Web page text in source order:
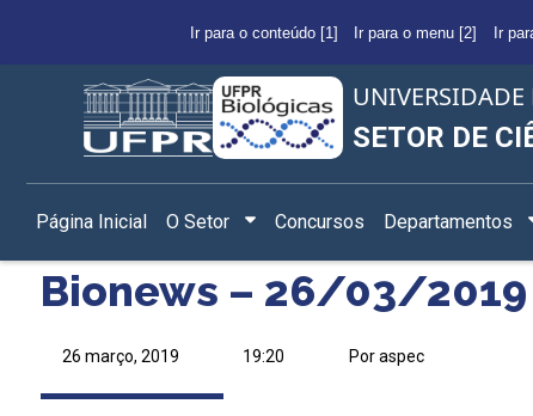
Ir para o conteúdo [1] Ir para o menu [2] Ir
UNIVERSIDADE
SETOR DE
Página Inicial O Setor Concursos Departamentos
Bionews – 26/03/2019
26 março, 2019 19:20 Por aspec